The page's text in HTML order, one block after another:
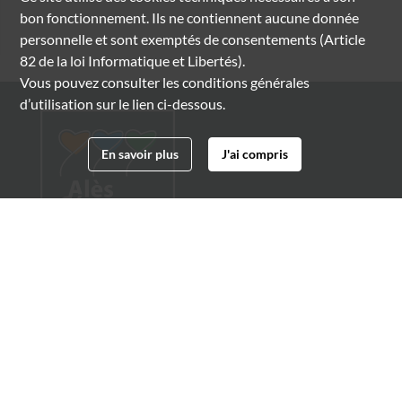
bon fonctionnement. Ils ne contiennent aucune donnée
personnelle et sont exemptés de consentements (Article
82 de la loi Informatique et Libertés).
Vous pouvez consulter les conditions générales
d’utilisation sur le lien ci-dessous.
En savoir plus J'ai compris